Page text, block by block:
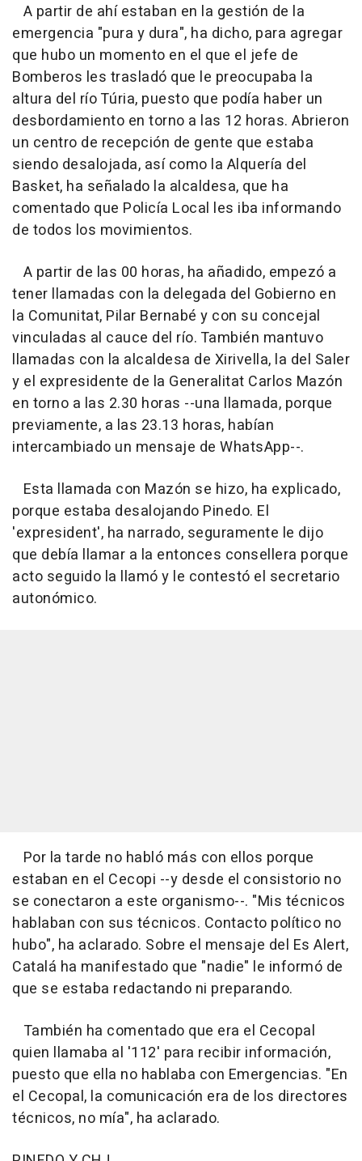
A partir de ahí estaban en la gestión de la
emergencia "pura y dura", ha dicho, para agregar
que hubo un momento en el que el jefe de
Bomberos les trasladó que le preocupaba la
altura del río Túria, puesto que podía haber un
desbordamiento en torno a las 12 horas. Abrieron
un centro de recepción de gente que estaba
siendo desalojada, así como la Alquería del
Basket, ha señalado la alcaldesa, que ha
comentado que Policía Local les iba informando
de todos los movimientos.
A partir de las 00 horas, ha añadido, empezó a
tener llamadas con la delegada del Gobierno en
la Comunitat, Pilar Bernabé y con su concejal
vinculadas al cauce del río. También mantuvo
llamadas con la alcaldesa de Xirivella, la del Saler
y el expresidente de la Generalitat Carlos Mazón
en torno a las 2.30 horas --una llamada, porque
previamente, a las 23.13 horas, habían
intercambiado un mensaje de WhatsApp--.
Esta llamada con Mazón se hizo, ha explicado,
porque estaba desalojando Pinedo. El
'expresident', ha narrado, seguramente le dijo
que debía llamar a la entonces consellera porque
acto seguido la llamó y le contestó el secretario
autonómico.
Por la tarde no habló más con ellos porque
estaban en el Cecopi --y desde el consistorio no
se conectaron a este organismo--. "Mis técnicos
hablaban con sus técnicos. Contacto político no
hubo", ha aclarado. Sobre el mensaje del Es Alert,
Catalá ha manifestado que "nadie" le informó de
que se estaba redactando ni preparando.
También ha comentado que era el Cecopal
quien llamaba al '112' para recibir información,
puesto que ella no hablaba con Emergencias. "En
el Cecopal, la comunicación era de los directores
técnicos, no mía", ha aclarado.